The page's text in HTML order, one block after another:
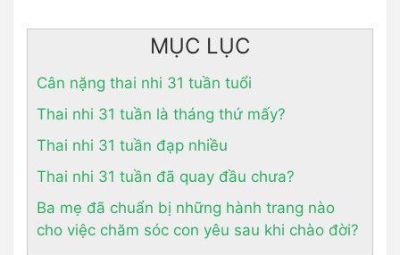
MỤC LỤC
Cân nặng thai nhi 31 tuần tuổi
Thai nhi 31 tuần là tháng thứ mấy?
Thai nhi 31 tuần đạp nhiều
Thai nhi 31 tuần đã quay đầu chưa?
Ba mẹ đã chuẩn bị những hành trang nào
cho việc chăm sóc con yêu sau khi chào đời?